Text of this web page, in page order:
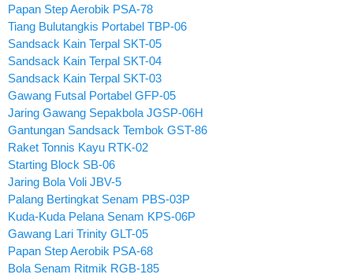
Papan Step Aerobik PSA-78
Tiang Bulutangkis Portabel TBP-06
Sandsack Kain Terpal SKT-05
Sandsack Kain Terpal SKT-04
Sandsack Kain Terpal SKT-03
Gawang Futsal Portabel GFP-05
Jaring Gawang Sepakbola JGSP-06H
Gantungan Sandsack Tembok GST-86
Raket Tonnis Kayu RTK-02
Starting Block SB-06
Jaring Bola Voli JBV-5
Palang Bertingkat Senam PBS-03P
Kuda-Kuda Pelana Senam KPS-06P
Gawang Lari Trinity GLT-05
Papan Step Aerobik PSA-68
Bola Senam Ritmik RGB-185